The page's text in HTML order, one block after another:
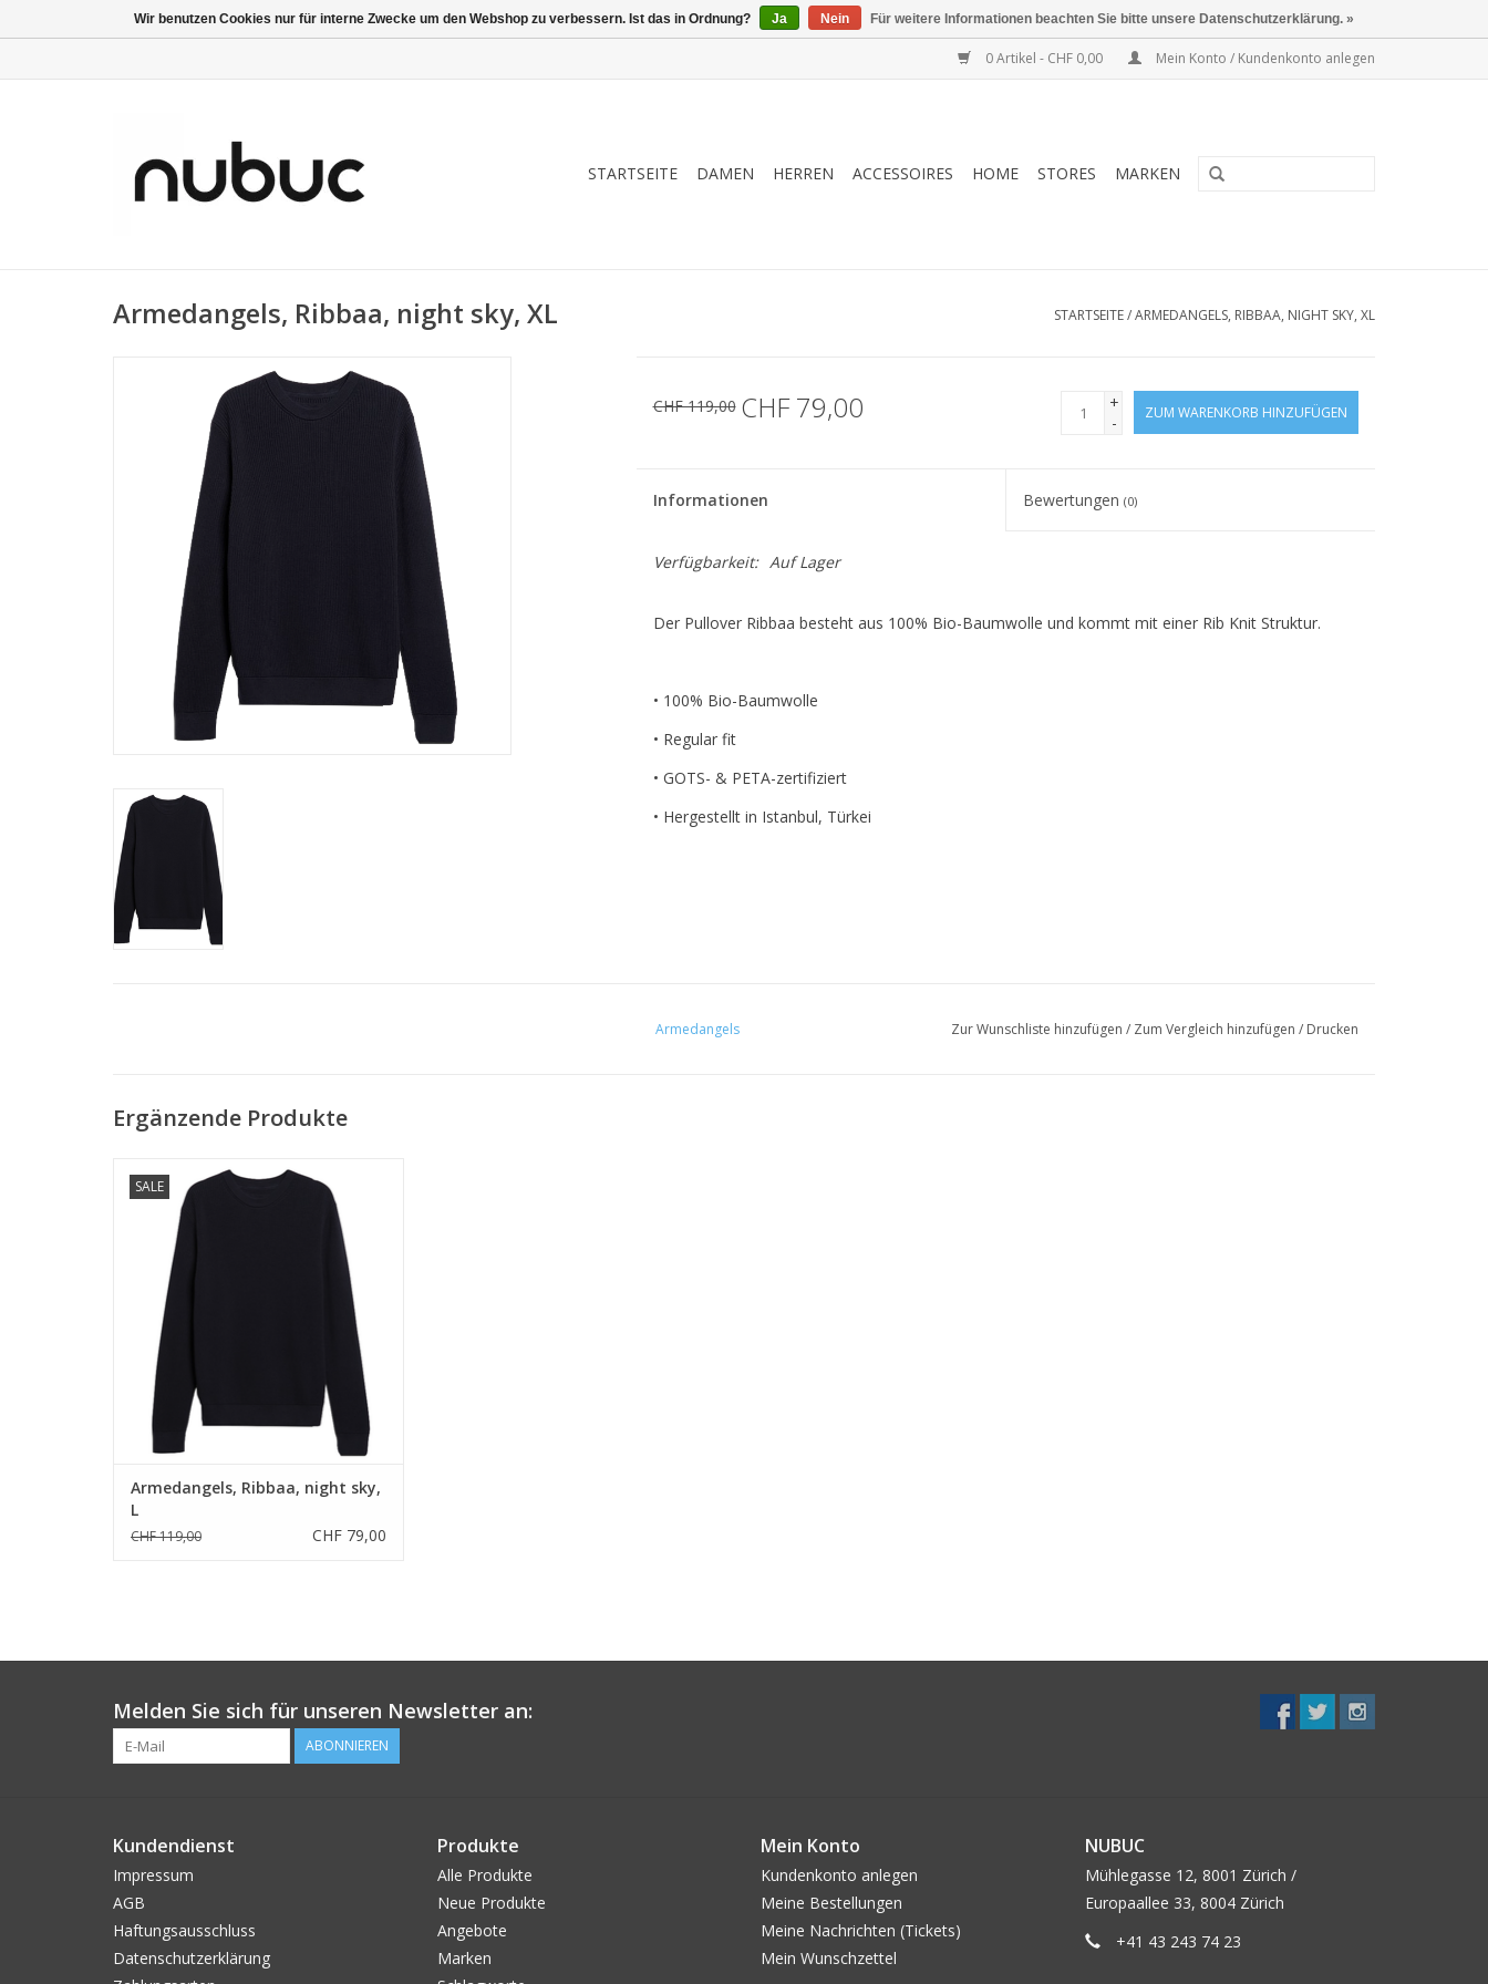
0 Artikel - CHF 0,00 Mein Konto / Kundenkonto anlegen
STARTSEITE DAMEN HERREN ACCESSOIRES HOME STORES MARKEN
Armedangels, Ribbaa, night sky, XL STARTSEITE/ARMEDANGELS, RIBBAA, NIGHT SKY, XL
CHF 119,00 CHF 79,00
+
-
ZUM WARENKORB HINZUFÜGEN
Informationen Bewertungen(0)
Verfügbarkeit: Auf Lager
Der Pullover Ribbaa besteht aus 100% Bio-Baumwolle und kommt mit einer Rib Knit Struktur.
• 100% Bio-Baumwolle
• Regular fit
• GOTS- & PETA-zertifiziert
• Hergestellt in Istanbul, Türkei
Armedangels Zur Wunschliste hinzufügen / Zum Vergleich hinzufügen / Drucken
Ergänzende Produkte
SALE
• 100% Bio-Baumwolle
ZUM WARENKORB HINZUFÜGEN
Armedangels, Ribbaa, night sky,
L
CHF 119,00 CHF 79,00
Melden Sie sich für unseren Newsletter an:
ABONNIEREN
Kundendienst
Impressum
AGB
Haftungsausschluss
Datenschutzerklärung
Produkte
Alle Produkte
Neue Produkte
Angebote
Marken
Mein Konto
Kundenkonto anlegen
Meine Bestellungen
Meine Nachrichten (Tickets)
Mein Wunschzettel
NUBUC
Mühlegasse 12, 8001 Zürich /
Europaallee 33, 8004 Zürich
+41 43 243 74 23
Wir benutzen Cookies nur für interne Zwecke um den Webshop zu verbessern. Ist das in Ordnung? Ja Nein Für weitere Informationen beachten Sie bitte unsere Datenschutzerklärung. »